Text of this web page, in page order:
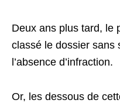
Deux ans plus tard, le
classé le dossier sans
l’absence d’infraction.
Or, les dessous de